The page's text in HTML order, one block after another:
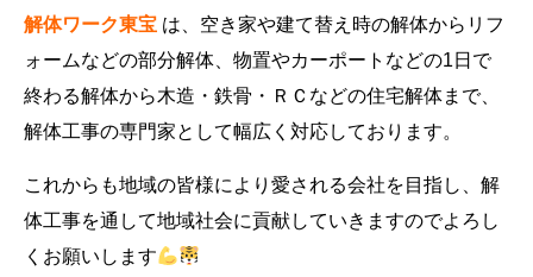
解体ワーク東宝 は、空き家や建て替え時の解体からリフ
ォームなどの部分解体、物置やカーポートなどの1日で
終わる解体から木造・鉄骨・ＲＣなどの住宅解体まで、
解体工事の専門家として幅広く対応しております。
これからも地域の皆様により愛される会社を目指し、解
体工事を通して地域社会に貢献していきますのでよろし
くお願いします